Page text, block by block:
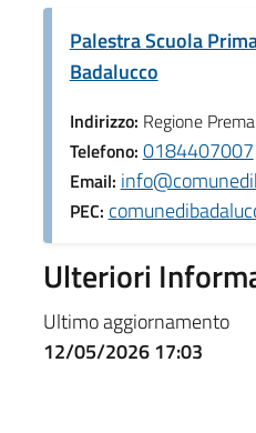
Palestra Scuola
Badalucco
Indirizzo: Regione
Telefono: 0184407007
Email:
PEC:
Ulteriori
Ultimo aggiornamento
12/05/2026 17:03